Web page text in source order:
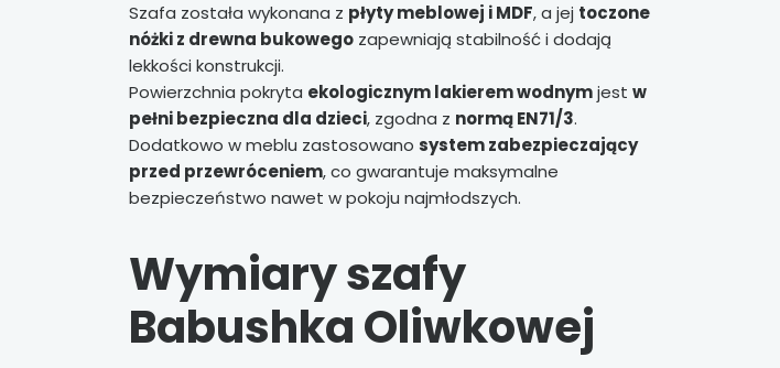
Szafa została wykonana z płyty meblowej i MDF, a jej toczone
nóżki z drewna bukowegozapewniają stabilność i dodają
lekkości konstrukcji.
Powierzchnia pokryta ekologicznym lakierem wodnymjest w
pełni bezpieczna dla dzieci, zgodna z normą EN71/3.
Dodatkowo w meblu zastosowano system zabezpieczający
przed przewróceniem, co gwarantuje maksymalne
bezpieczeństwo nawet w pokoju najmłodszych.
Wymiary szafy
Babushka Oliwkowej